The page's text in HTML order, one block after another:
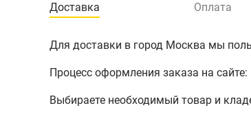
Доставка Оплата
Для доставки в город Москва мы
Процесс оформления заказа на сайте:
Выбираете необходимый товар и